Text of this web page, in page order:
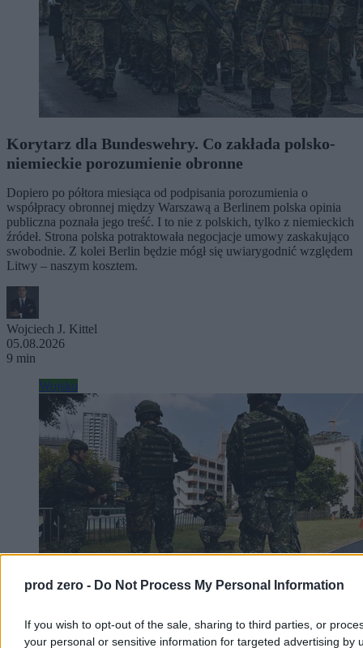
prod zero - Do Not Process My Personal Information
If you wish to opt-out of the sale, sharing to third parties, or
your personal or sensitive information for targeted advertising by
Korytarz dla Bundeswehry. Co zakłada polsko-
niemieckie porozumienie obronne
Dopiero po półtora miesiąca od podpisania porozumienia o
współpracy obronnej między Warszawą a Berlinem polska opinia
publiczna poznała jego treść. I to nie z polskich, tylko z niemieckich
źródeł. Strona polska potraktowała negocjacje umowy zaskakująco
swobodnie. Z kolei Berlin będzie mógł się uwiarygodnić względem
Litwy – naszym kosztem.
Wojciech J. Kittel
05.08.2026
9 min
Wojsko
Wojskowe manewry na Tajwanie. Taipei